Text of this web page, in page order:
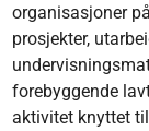
organisasjoner
prosjekter,
forebyggende
aktivitet knyttet